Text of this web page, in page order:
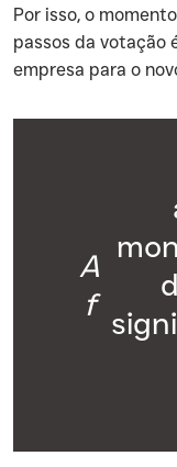
Por isso, o
passos da votação
empresa para o
A
f